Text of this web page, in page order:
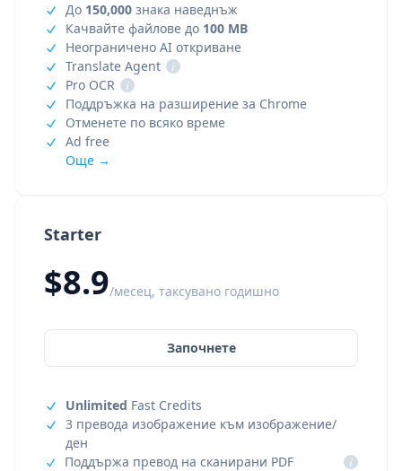
Starter
$8.9/месец, таксувано годишно
Започнете
Unlimited Fast Credits
3 превода изображение към изображение/
ден
Поддържа превод на сканирани PDF
i
До 150,000 знака наведнъж
Качвайте файлове до 100 MB
Неограничено AI откриване
Translate Agent
i
Pro OCR
i
Поддръжка на разширение за Chrome
Отменете по всяко време
Ad free
Още →